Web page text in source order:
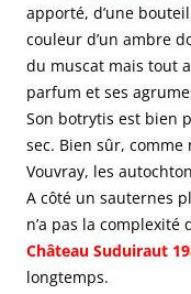
apporté, d’une
couleur d’un ambre
du muscat mais tout
parfum et ses
Son botrytis est bien
sec. Bien sûr,
Vouvray, les
A côté un sauternes
n’a pas la complexité
Château Suduiraut
longtemps.